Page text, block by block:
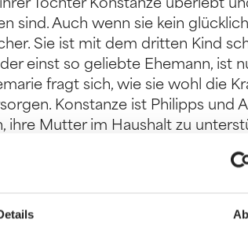
Tochter Konstanze überlebt
sind. Auch wenn sie kein
Sie ist mit dem dritten Kind
der einst so geliebte Ehemann, ist
fragt sich, wie sie wohl die
Konstanze ist Philipps und
ihre Mutter im Haushalt zu
steht sie vor einem neuen
zu kämpfen. Am meisten
Mutter, die ihre ersten
Zu guter letzt hat auch